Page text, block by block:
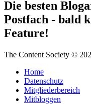
Die besten
Postfach - bald
Feature!
The Content Society ©
Home
Datenschutz
Mitgliederbereich
Mitbloggen